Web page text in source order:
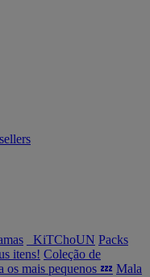
_KiTChoUN Packs
itens! Coleção de
os mais pequenos 💤 Mala